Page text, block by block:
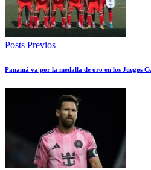
Posts Previos
Panamá va por la medalla de oro en los Juegos